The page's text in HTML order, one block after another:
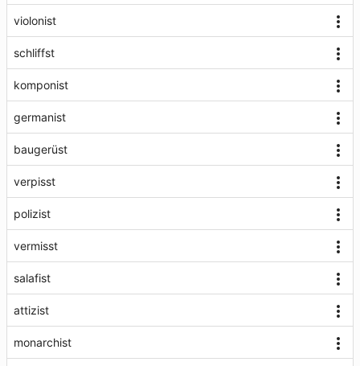
violonist
schliffst
komponist
germanist
baugerüst
verpisst
polizist
vermisst
salafist
attizist
monarchist